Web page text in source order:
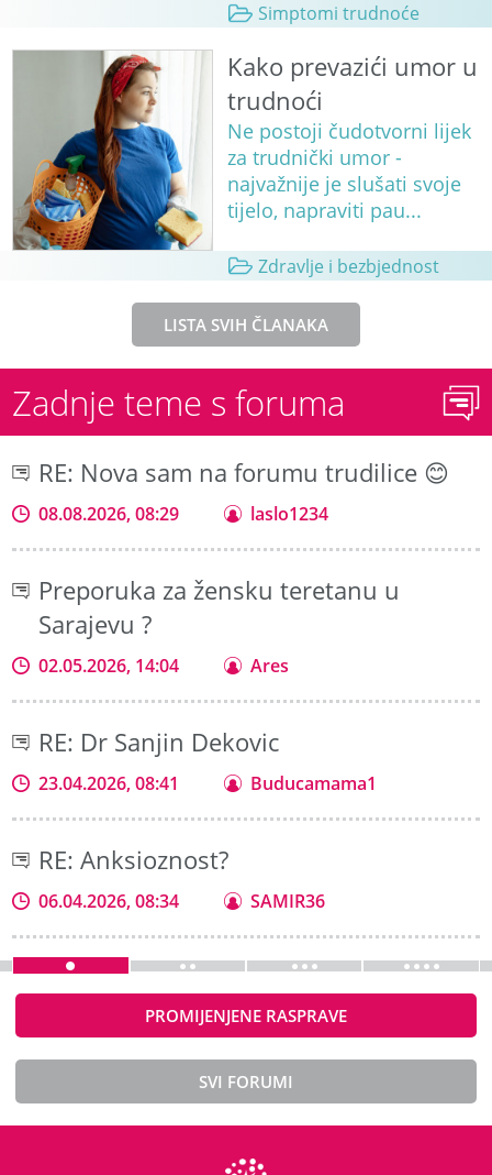
Simptomi trudnoće
Kako prevazići umor u
trudnoći
Ne postoji čudotvorni lijek
za trudnički umor -
najvažnije je slušati svoje
tijelo, napraviti pau...
Zdravlje i bezbjednost
LISTA SVIH ČLANAKA
Zadnje teme s foruma
RE: Nova sam na forumu trudilice 😊
08.08.2026, 08:29 laslo1234
Preporuka za žensku teretanu u
Sarajevu ?
02.05.2026, 14:04 Ares
RE: Dr Sanjin Dekovic
23.04.2026, 08:41 Buducamama1
RE: Anksioznost?
06.04.2026, 08:34 SAMIR36
PROMIJENJENE RASPRAVE
SVI FORUMI